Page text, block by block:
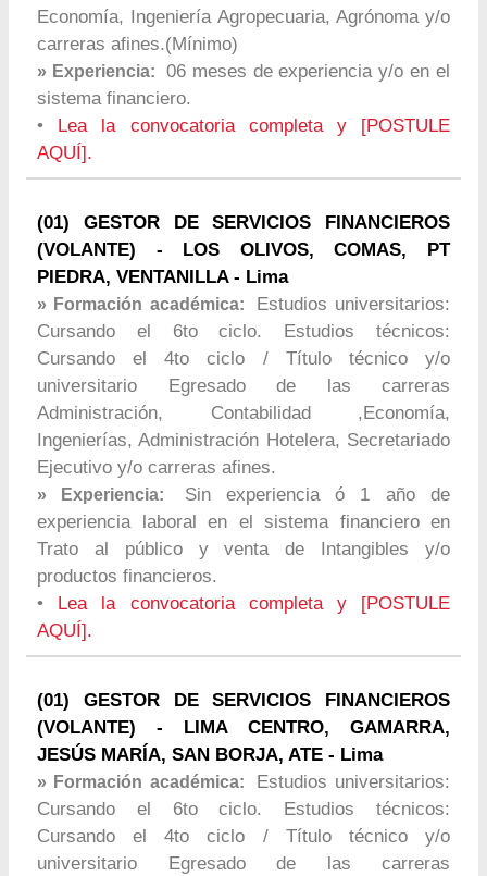
Economía, Ingeniería Agropecuaria, Agrónoma y/o
carreras afines.(Mínimo)
» Experiencia:
06 meses de experiencia y/o en el
sistema financiero.
•
Lea la convocatoria completa y [POSTULE
AQUÍ].
(01) GESTOR DE SERVICIOS FINANCIEROS
(VOLANTE) - LOS OLIVOS, COMAS, PT
PIEDRA, VENTANILLA - Lima
» Formación académica:
Estudios universitarios:
Cursando el 6to ciclo. Estudios técnicos:
Cursando el 4to ciclo / Título técnico y/o
universitario Egresado de las carreras
Administración, Contabilidad ,Economía,
Ingenierías, Administración Hotelera, Secretariado
Ejecutivo y/o carreras afines.
» Experiencia:
Sin experiencia ó 1 año de
experiencia laboral en el sistema financiero en
Trato al público y venta de Intangibles y/o
productos financieros.
•
Lea la convocatoria completa y [POSTULE
AQUÍ].
(01) GESTOR DE SERVICIOS FINANCIEROS
(VOLANTE) - LIMA CENTRO, GAMARRA,
JESÚS MARÍA, SAN BORJA, ATE - Lima
» Formación académica:
Estudios universitarios:
Cursando el 6to ciclo. Estudios técnicos:
Cursando el 4to ciclo / Título técnico y/o
universitario Egresado de las carreras